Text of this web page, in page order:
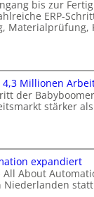
bis zur
ERP-
Materialprüfung,
4,3 Millionen
der
stärker
expandiert
All About
Niederlanden